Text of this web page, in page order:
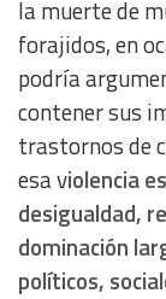
la muerte de
forajidos, en
podría
contener sus
trastornos de
esa violencia
desigualdad,
dominación
políticos,